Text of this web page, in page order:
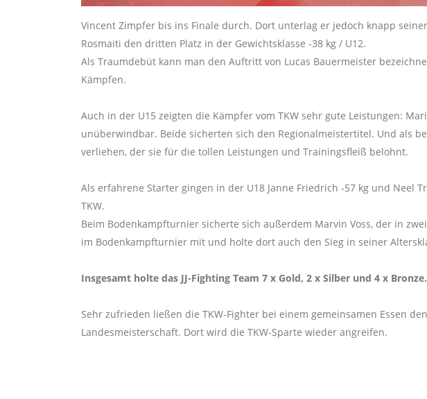
Vincent Zimpfer bis ins Finale durch. Dort unterlag er jedoch knapp
Rosmaiti den dritten Platz in der Gewichtsklasse -38 kg / U12.
Als Traumdebüt kann man den Auftritt von Lucas Bauermeister
Kämpfen.
Auch in der U15 zeigten die Kämpfer vom TKW sehr gute Leistungen:
unüberwindbar. Beide sicherten sich den Regionalmeistertitel. Und als
verliehen, der sie für die tollen Leistungen und Trainingsfleiß belohnt.
Als erfahrene Starter gingen in der U18 Janne Friedrich -57 kg und
TKW.
Beim Bodenkampfturnier sicherte sich außerdem Marvin Voss, der in
im Bodenkampfturnier mit und holte dort auch den Sieg in seiner
Insgesamt holte das JJ-Fighting Team 7 x Gold, 2 x Silber und 4 x
Sehr zufrieden ließen die TKW-Fighter bei einem gemeinsamen Essen
Landesmeisterschaft. Dort wird die TKW-Sparte wieder angreifen.